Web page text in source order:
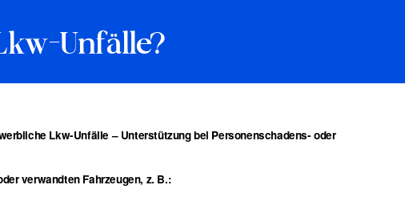
Unfälle?
Lkw-Unfälle – Unterstützung bei Personenschadens- oder
verwandten Fahrzeugen, z. B.: